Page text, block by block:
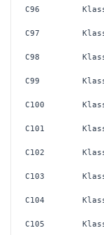
C96
C97
C98
C99
C100
C101
C102
C103
C104
C105